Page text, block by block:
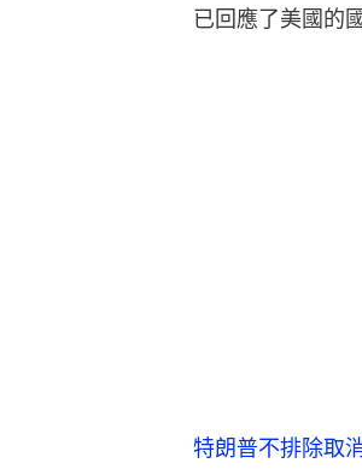
已回應了美國的
特朗普不排除取